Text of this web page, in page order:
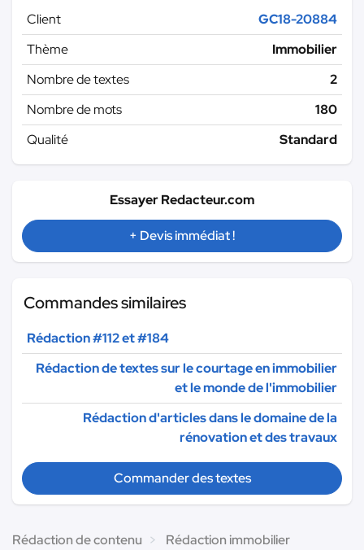
Client
GC18-20884
Thème
Immobilier
Nombre de textes
2
Nombre de mots
180
Qualité
Standard
Essayer Redacteur.com
+ Devis immédiat !
Commandes similaires
Rédaction #112 et #184
Rédaction de textes sur le courtage en immobilier
et le monde de l'immobilier
Rédaction d'articles dans le domaine de la
rénovation et des travaux
Commander des textes
Rédaction de contenu
Rédaction immobilier